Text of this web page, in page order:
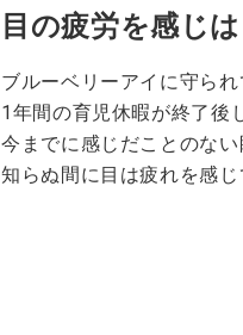
目の疲労を感じ
ブルーベリーアイに守ら
1年間の育児休暇が終了後
今までに感じだことのな
知らぬ間に目は疲れを感